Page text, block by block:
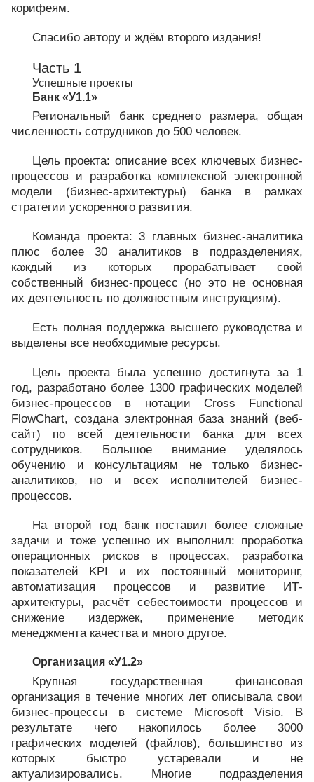
корифеям.
Спасибо автору и ждём второго издания!
Часть 1
Успешные проекты
Банк «У1.1»
Региональный банк среднего размера, общая
численность сотрудников до 500 человек.
Цель проекта: описание всех ключевых бизнес-
процессов и разработка комплексной электронной
модели (бизнес-архитектуры) банка в рамках
стратегии ускоренного развития.
Команда проекта: 3 главных бизнес-аналитика
плюс более 30 аналитиков в подразделениях,
каждый из которых прорабатывает свой
собственный бизнес-процесс (но это не основная
их деятельность по должностным инструкциям).
Есть полная поддержка высшего руководства и
выделены все необходимые ресурсы.
Цель проекта была успешно достигнута за 1
год, разработано более 1300 графических моделей
бизнес-процессов в нотации Cross Functional
FlowChart, создана электронная база знаний (веб-
сайт) по всей деятельности банка для всех
сотрудников. Большое внимание уделялось
обучению и консультациям не только бизнес-
аналитиков, но и всех исполнителей бизнес-
процессов.
На второй год банк поставил более сложные
задачи и тоже успешно их выполнил: проработка
операционных рисков в процессах, разработка
показателей KPI и их постоянный мониторинг,
автоматизация процессов и развитие ИТ-
архитектуры, расчёт себестоимости процессов и
снижение издержек, применение методик
менеджмента качества и много другое.
Организация «У1.2»
Крупная государственная финансовая
организация в течение многих лет описывала свои
бизнес-процессы в системе Microsoft Visio. В
результате чего накопилось более 3000
графических моделей (файлов), большинство из
которых быстро устаревали и не
актуализировались. Многие подразделения